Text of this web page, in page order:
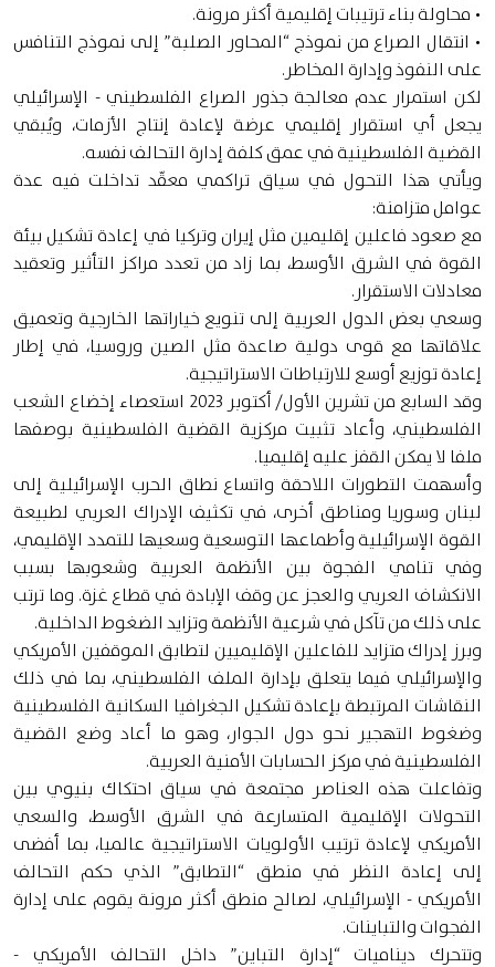
• محاولة بناء ترتيبات إقليمية أكثر مرونة.
• انتقال الصراع من نموذج “المحاور الصلبة” إلى نموذج التنافس
على النفوذ وإدارة المخاطر.
لكن استمرار عدم معالجة جذور الصراع الفلسطيني - الإسرائيلي
يجعل أي استقرار إقليمي عرضة لإعادة إنتاج الأزمات، ويُبقي
القضية الفلسطينية في عمق كلفة إدارة التحالف نفسه.
ويأتي هذا التحول في سياق تراكمي معقّد تداخلت فيه عدة
عوامل متزامنة:
مع صعود فاعلين إقليمين مثل إيران وتركيا في إعادة تشكيل بيئة
القوة في الشرق الأوسط، بما زاد من تعدد مراكز التأثير وتعقيد
معادلات الاستقرار.
وسعي بعض الدول العربية إلى تنويع خياراتها الخارجية وتعميق
علاقاتها مع قوى دولية صاعدة مثل الصين وروسيا، في إطار
إعادة توزيع أوسع للارتباطات الاستراتيجية.
وقد السابع من تشرين الأول/ أكتوبر 2023 استعصاء إخضاع الشعب
الفلسطيني، وأعاد تثبيت مركزية القضية الفلسطينية بوصفها
ملفا لا يمكن القفز عليه إقليميا.
وأسهمت التطورات اللاحقة واتساع نطاق الحرب الإسرائيلية إلى
لبنان وسوريا ومناطق أخرى، في تكثيف الإدراك العربي لطبيعة
القوة الإسرائيلية وأطماعها التوسعية وسعيها للتمدد الإقليمي،
وفي تنامي الفجوة بين الأنظمة العربية وشعوبها بسبب
الانكشاف العربي والعجز عن وقف الإبادة في قطاع غزة. وما ترتب
على ذلك من تآكل في شرعية الأنظمة وتزايد الضغوط الداخلية.
وبرز إدراك متزايد للفاعلين الإقليميين لتطابق الموقفين الأمريكي
والإسرائيلي فيما يتعلق بإدارة الملف الفلسطيني، بما في ذلك
النقاشات المرتبطة بإعادة تشكيل الجغرافيا السكانية الفلسطينية
وضغوط التهجير نحو دول الجوار، وهو ما أعاد وضع القضية
الفلسطينية في مركز الحسابات الأمنية العربية.
وتفاعلت هذه العناصر مجتمعة في سياق احتكاك بنيوي بين
التحولات الإقليمية المتسارعة في الشرق الأوسط، والسعي
الأمريكي لإعادة ترتيب الأولويات الاستراتيجية عالميا، بما أفضى
إلى إعادة النظر في منطق “التطابق” الذي حكم التحالف
الأمريكي - الإسرائيلي، لصالح منطق أكثر مرونة يقوم على إدارة
الفجوات والتباينات.
وتتحرك ديناميات “إدارة التباين” داخل التحالف الأمريكي -